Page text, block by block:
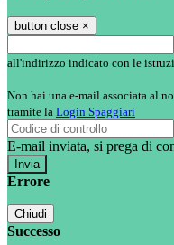
button close ×
all'indirizzo indicato con le
Non hai una e-mail associata al
tramite la Login Spaggiari
E-mail inviata, si prega di
Errore
Chiudi
Successo